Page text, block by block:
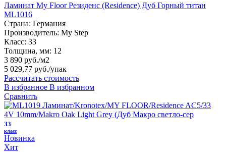
Ламинат My Floor Резиденс (Residence) Дуб Горный титан
ML1016
Страна: Германия
Производитель: My Step
Класс: 33
Толщина, мм: 12
3 890 руб./м2
5 029,77 руб./упак
Рассчитать стоимость
В избранное В избранном
Сравнить
33
класс
Новинка
Хит